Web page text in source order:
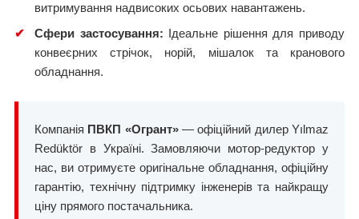
витримування надвисоких осьових навантажень.
✔
Сфери застосування: Ідеальне рішення для приводу
конвеєрних стрічок, норій, мішалок та кранового
обладнання.
Компанія ПВКП «Огрант»— офіційний дилер Yılmaz
Redüktör в Україні. Замовляючи мотор-редуктор у
нас, ви отримуєте оригінальне обладнання, офіційну
гарантію, технічну підтримку інженерів та найкращу
ціну прямого постачальника.